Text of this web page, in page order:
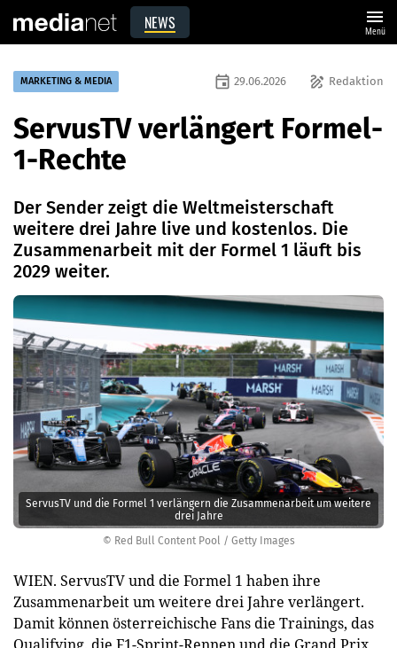
NEWS menu
Menü
© Red Bull Content Pool / Getty Images
ServusTV und die Formel 1 verlängern die Zusammenarbeit um weitere
drei Jahre
MARKETING & MEDIA draw Redaktion
event 29.06.2026
ServusTV verlängert Formel-
1-Rechte
Der Sender zeigt die Weltmeisterschaft
weitere drei Jahre live und kostenlos. Die
Zusammenarbeit mit der Formel 1 läuft bis
2029 weiter.
WIEN. ServusTV und die Formel 1 haben ihre
Zusammenarbeit um weitere drei Jahre verlängert.
Damit können österreichische Fans die Trainings, das